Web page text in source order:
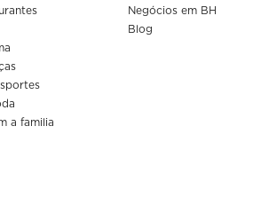
a familia
Negócios em BH
Blog